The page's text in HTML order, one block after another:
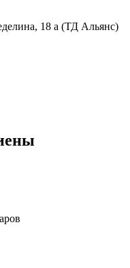
18 а (ТД Альянс)